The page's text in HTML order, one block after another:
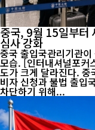
중국, 9월 15일부터
심사 강화
중국 출입국관리기관
모습. [인터내셔널포커스] 오는 9월 15일부터 중국의 출입국 관리제
도가 크게 달라진다. 중
비자 신청과 불법 출입
차단하기 위해...